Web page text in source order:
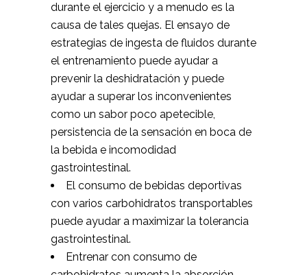
durante el ejercicio y a menudo es la
causa de tales quejas. El ensayo de
estrategias de ingesta de fluidos durante
el entrenamiento puede ayudar a
prevenir la deshidratación y puede
ayudar a superar los inconvenientes
como un sabor poco apetecible,
persistencia de la sensación en boca de
la bebida e incomodidad
gastrointestinal.
El consumo de bebidas deportivas
con varios carbohidratos transportables
puede ayudar a maximizar la tolerancia
gastrointestinal.
Entrenar con consumo de